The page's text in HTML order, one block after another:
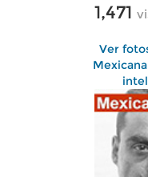
1,471
Ver